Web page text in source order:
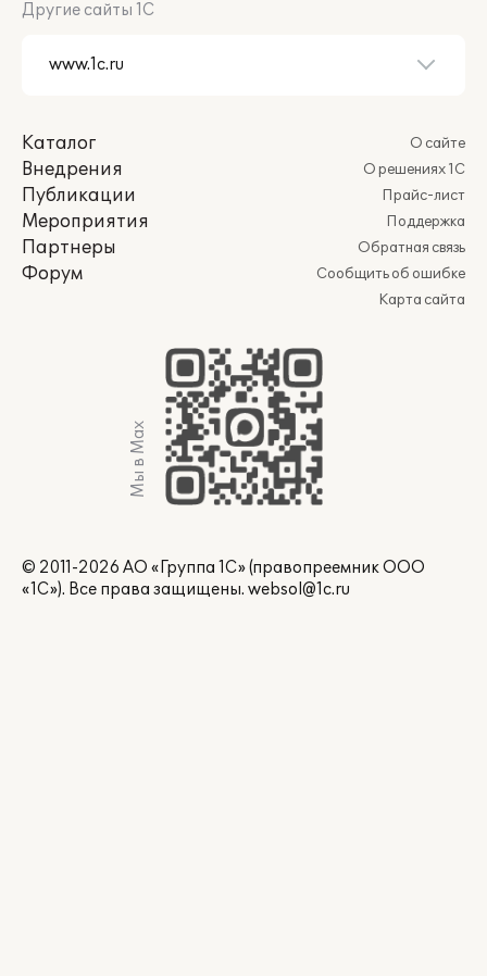
Другие сайты 1С
Каталог
Внедрения
Публикации
Мероприятия
Партнеры
Форум
О сайте
О решениях 1С
Прайс-лист
Поддержка
Обратная связь
Сообщить об ошибке
Карта сайта
Мы в Max
© 2011-2026 АО «Группа 1С» (правопреемник ООО
«1С»). Все права защищены. websol@1c.ru